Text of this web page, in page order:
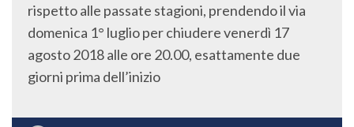
rispetto alle passate stagioni, prendendo il via
domenica 1° luglio per chiudere venerdì 17
agosto 2018 alle ore 20.00, esattamente due
giorni prima dell’inizio